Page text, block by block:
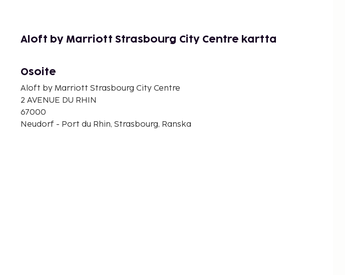
Aloft by Marriott Strasbourg City Centre kartta
Osoite
Aloft by Marriott Strasbourg City Centre
2 AVENUE DU RHIN
67000
Neudorf - Port du Rhin, Strasbourg, Ranska